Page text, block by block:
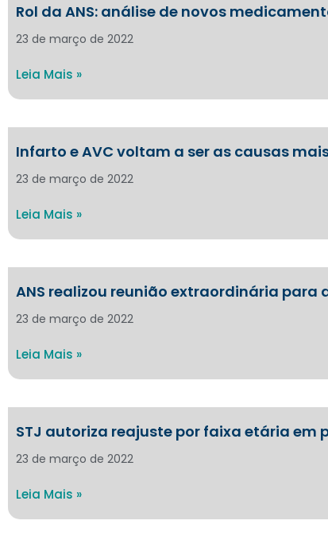
Rol da ANS: análise de novos
23 de março de 2022
Leia Mais »
Infarto e AVC voltam a ser as causas
23 de março de 2022
Leia Mais »
ANS realizou reunião extraordinária
23 de março de 2022
Leia Mais »
STJ autoriza reajuste por faixa etária em
23 de março de 2022
Leia Mais »